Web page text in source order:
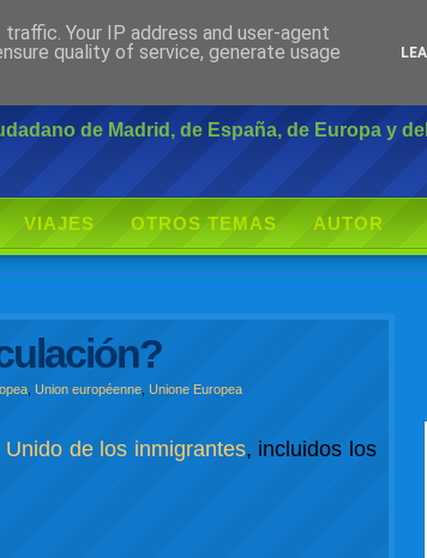
de Madrid, de España, de Europa y
VIAJES OTROS TEMAS AUTOR
,Union européenne ,Unione Europea
de los inmigrantes, incluidos los
Your IP address and user-agent
quality of service, generate usage